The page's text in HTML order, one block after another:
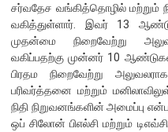
எக்ஸ்டர் அறிக்கை
சர்வதேச வங்கித்தொழில் மற்றும்
வகித்துள்ளார். இவர் 13
முதன்மை நிறைவேற்று
வகிப்பதற்கு முன்னர் 10
பிரதம நிறைவேற்று
பரிவர்த்தனை மற்றும்
நிதி நிறுவனங்களின் அமைப்பு
ஒப் சிலோன் பிஎல்சி மற்றும்